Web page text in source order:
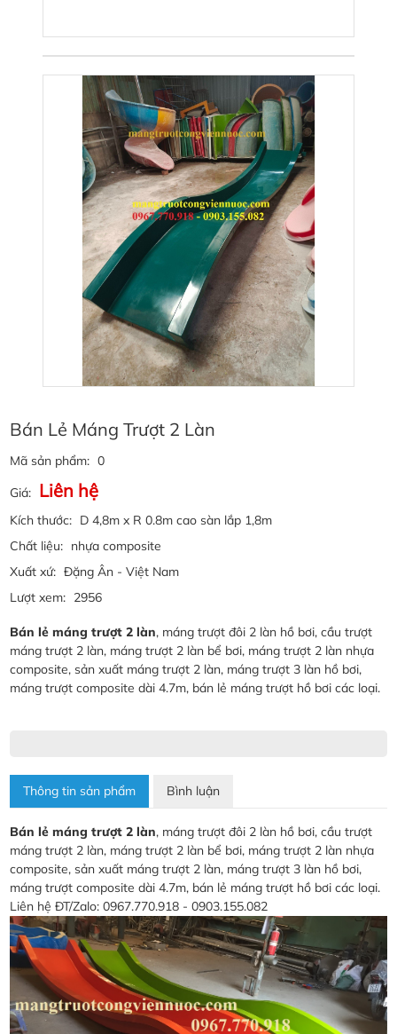
Bán Lẻ Máng Trượt 2 Làn
Mã sản phẩm: 0
Giá: Liên hệ
Kích thước: D 4,8m x R 0.8m cao sàn lắp 1,8m
Chất liệu: nhựa composite
Xuất xứ: Đặng Ân - Việt Nam
Lượt xem: 2956
Bán lẻ máng trượt 2 làn, máng trượt đôi 2 làn hồ bơi, cầu trượt
máng trượt 2 làn, máng trượt 2 làn bể bơi, máng trượt 2 làn nhựa
composite, sản xuất máng trượt 2 làn, máng trượt 3 làn hồ bơi,
máng trượt composite dài 4.7m, bán lẻ máng trượt hồ bơi các loại.
Thông tin sản phẩm Bình luận
Bán lẻ máng trượt 2 làn, máng trượt đôi 2 làn hồ bơi, cầu trượt
máng trượt 2 làn, máng trượt 2 làn bể bơi, máng trượt 2 làn nhựa
composite, sản xuất máng trượt 2 làn, máng trượt 3 làn hồ bơi,
máng trượt composite dài 4.7m, bán lẻ máng trượt hồ bơi các loại.
Liên hệ ĐT/Zalo: 0967.770.918 - 0903.155.082